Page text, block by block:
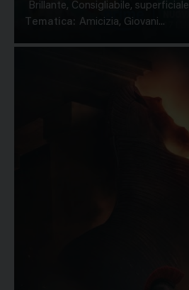
Brillante, Consigliabile, superficiale
Tematica: Amicizia, Giovani...